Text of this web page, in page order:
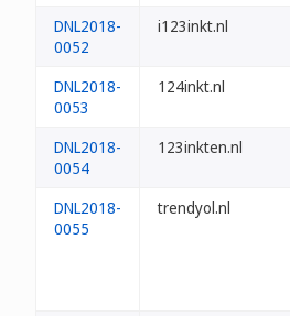
DNL2018-
0052
i123inkt.nl
DNL2018-
0053
124inkt.nl
DNL2018-
0054
123inkten.nl
DNL2018-
0055
trendyol.nl